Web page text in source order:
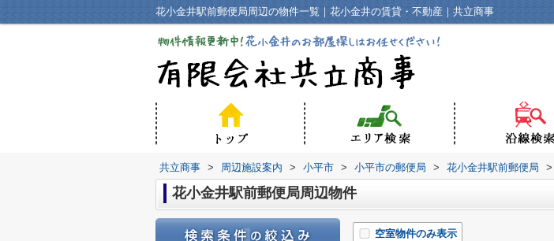
花小金井駅前郵便局周辺の物件一覧｜花小金井の賃貸・不動産｜共立商事
共立商事 > 周辺施設案内 > 小平市 > 小平市の郵便局 > 花小金井駅前郵便局 >
花小金井駅前郵便局周辺物件
空室物件のみ表示